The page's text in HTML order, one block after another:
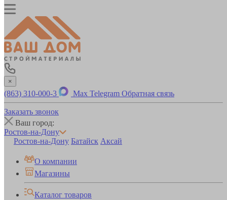
×
(863) 310-000-3 Max Telegram Обратная связь
Заказать звонок
Ваш город:
Ростов-на-Дону
Ростов-на-Дону Батайск Аксай
О компании
Магазины
Каталог товаров